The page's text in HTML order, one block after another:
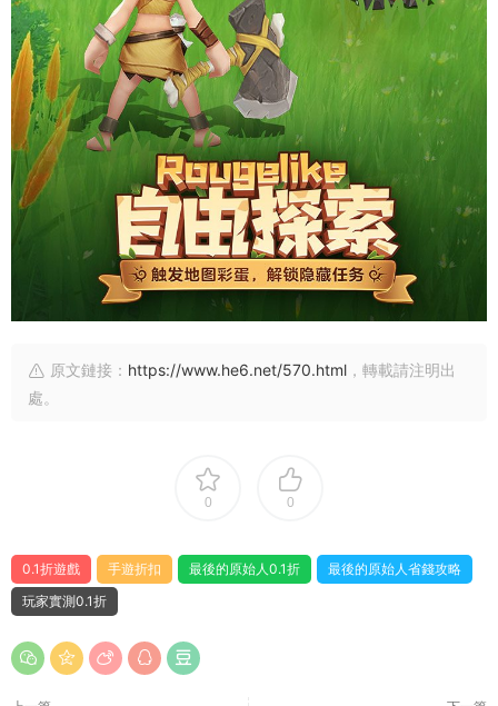
原文鏈接： https://www.he6.net/570.html ，轉載請注明出
處。
0 0
0.1折遊戲 手遊折扣 最後的原始人0.1折
最後的原始人省錢攻略
玩家實測0.1折